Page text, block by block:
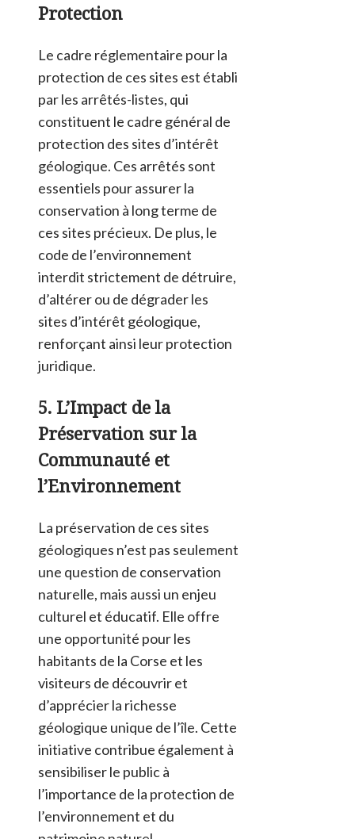
Protection
Le cadre réglementaire pour la
protection de ces sites est établi
par les arrêtés-listes, qui
constituent le cadre général de
protection des sites d’intérêt
géologique. Ces arrêtés sont
essentiels pour assurer la
conservation à long terme de
ces sites précieux. De plus, le
code de l’environnement
interdit strictement de détruire,
d’altérer ou de dégrader les
sites d’intérêt géologique,
renforçant ainsi leur protection
juridique​​.
5. L’Impact de la
Préservation sur la
Communauté et
l’Environnement
La préservation de ces sites
géologiques n’est pas seulement
une question de conservation
naturelle, mais aussi un enjeu
culturel et éducatif. Elle offre
une opportunité pour les
habitants de la Corse et les
visiteurs de découvrir et
d’apprécier la richesse
géologique unique de l’île. Cette
initiative contribue également à
sensibiliser le public à
l’importance de la protection de
l’environnement et du